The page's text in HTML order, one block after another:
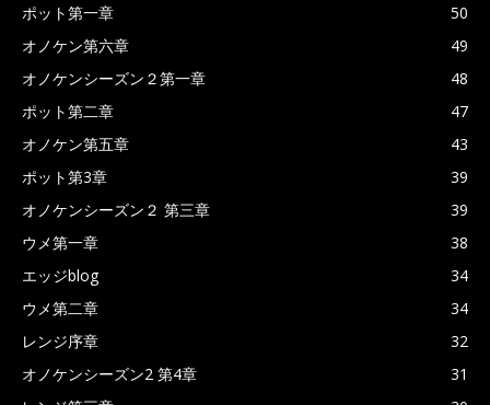
ポット第一章
50
オノケン第六章
49
オノケンシーズン２第一章
48
ポット第二章
47
オノケン第五章
43
ポット第3章
39
オノケンシーズン２ 第三章
39
ウメ第一章
38
エッジblog
34
ウメ第二章
34
レンジ序章
32
オノケンシーズン2 第4章
31